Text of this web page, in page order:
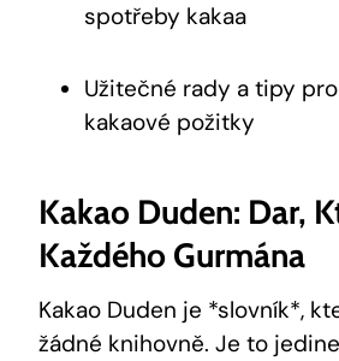
spotřeby kakaa
Užitečné rady⁢ a ‌tipy
kakaové požitky
Kakao Duden: Dar,
Každého Gurmána
Kakao Duden⁢ je *slovník*,
žádné knihovně. Je to